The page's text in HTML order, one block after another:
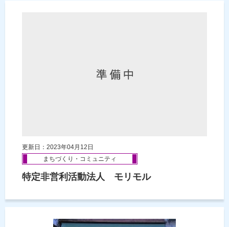
更新日：2023年04月12日
まちづくり・コミュニティ
特定非営利活動法人 モリモル